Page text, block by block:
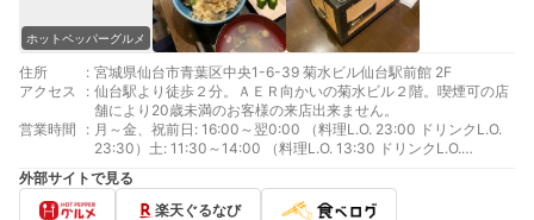
ホットペッパーグルメ
住所 : 宮城県仙台市青葉区中央1-6-39 菊水ビル仙台駅前館 2F
アクセス
: 仙台駅より徒歩２分。ＡＥＲ向かいの菊水ビル２階。喫煙可の店
舗により20歳未満のお客様の来店出来ません。
営業時間
: 月～金、祝前日: 16:00～翌0:00 （料理L.O. 23:00 ドリンクL.O.
23:30）土: 11:30～14:00 （料理L.O. 13:30 ドリンクL.O.
13:30）16:00～翌0:00 （料理L.O. 23:00 ドリンクL.O. 23:30）
日、祝日: 11:30～14:00 （料理L.O. 13:30 ドリンクL.O. 13:30）
16:00～23:00 （料理L.O. 22:00 ドリンクL.O. 22:30）
外部サイトで見る
楽天ぐるなび